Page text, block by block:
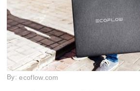
By:ecoflow.com